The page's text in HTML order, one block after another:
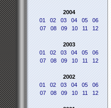
2004
01
02 03 04 05
06
07
08 09 10 11 12
2003
01
02 03 04 05
06
07
08 09 10 11 12
2002
01
02 03 04 05
06
07
08 09 10 11 12